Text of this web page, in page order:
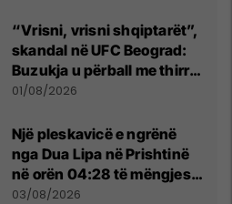
“Vrisni, vrisni shqiptarët”,
skandal në UFC Beograd:
Buzukja u përball me thirrje
anti-shqiptare nga
01/08/2026
Një pleskavicë e ngrënë
nga Dua Lipa në Prishtinë
në orën 04:28 të mëngjesit
- dhe bota digjitale serbe
03/08/2026